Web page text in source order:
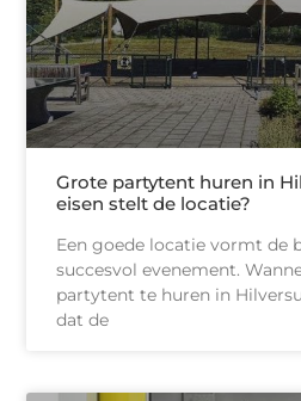
Grote partytent huren in
eisen stelt de locatie?
Een goede locatie vormt de
succesvol evenement.
partytent te huren in
dat de